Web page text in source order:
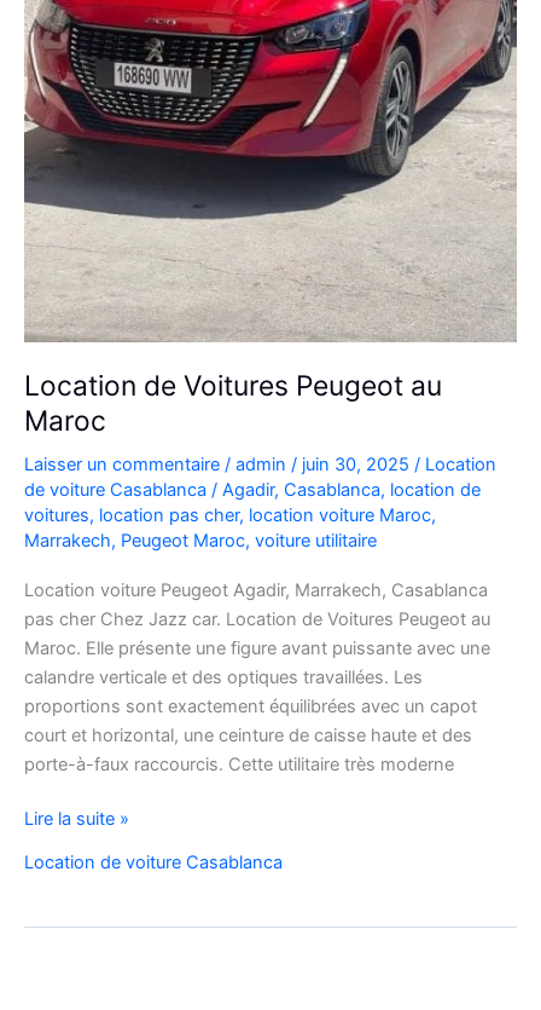
Location de Voitures Peugeot au
Maroc
Laisser un commentaire / admin / juin 30, 2025 / Location
de voiture Casablanca / Agadir, Casablanca, location de
voitures, location pas cher, location voiture Maroc,
Marrakech, Peugeot Maroc, voiture utilitaire
Location voiture Peugeot Agadir, Marrakech, Casablanca
pas cher Chez Jazz car. Location de Voitures Peugeot au
Maroc. Elle présente une figure avant puissante avec une
calandre verticale et des optiques travaillées. Les
proportions sont exactement équilibrées avec un capot
court et horizontal, une ceinture de caisse haute et des
porte-à-faux raccourcis. Cette utilitaire très moderne
Location
Voitures
au
Lire la suite »
Location de voiture Casablanca